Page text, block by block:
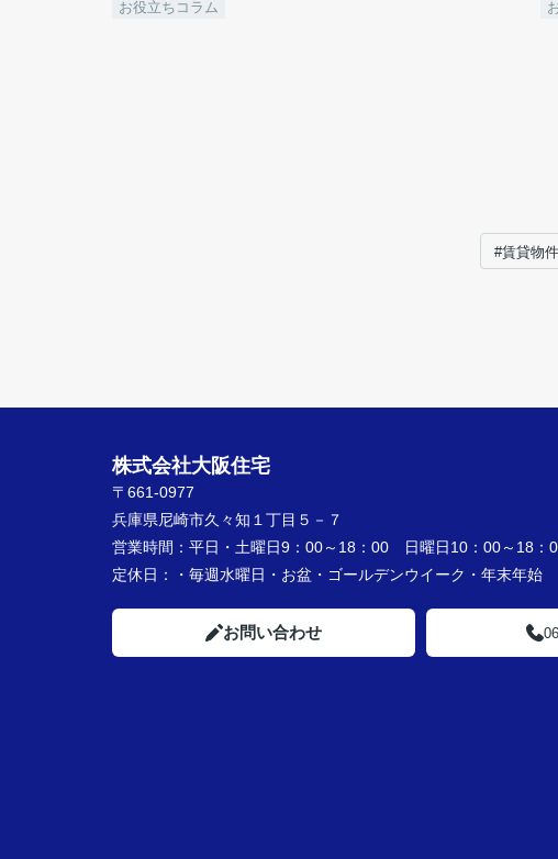
お役立ちコラム
#賃貸物件
株式会社大阪住宅
〒661-0977
兵庫県尼崎市久々知１丁目５－７
営業時間： 平日・土曜日9：00～18：00 日曜日10：00～18
定休日：
・毎週水曜日・お盆・ゴールデンウイーク・年末年始
お問い合わせ